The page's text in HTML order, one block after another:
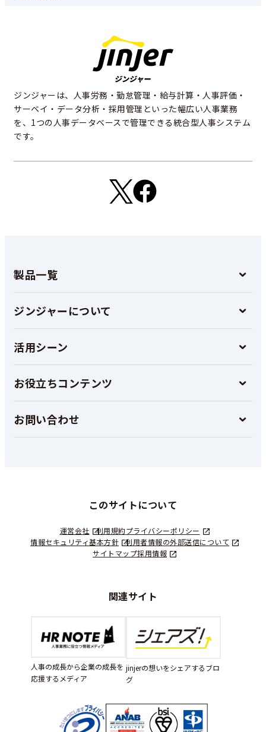
ジンジャーは、人事労務・勤怠管理・給与計算・人事評価・
サーベイ・データ分析・採用管理といった幅広い人事業務
を、1つの人事データベースで管理できる統合型人事システム
です。
製品一覧
ジンジャーについて
活用シーン
お役立ちコンテンツ
お問い合わせ
このサイトについて
運営会社 利用規約プライバシーポリシー
情報セキュリティ基本方針
利用者情報の外部送信について
サイトマップ採用情報
関連サイト
人事の成長から企業の成長を
応援するメディア
jinjerの想いをシェアするブロ
グ